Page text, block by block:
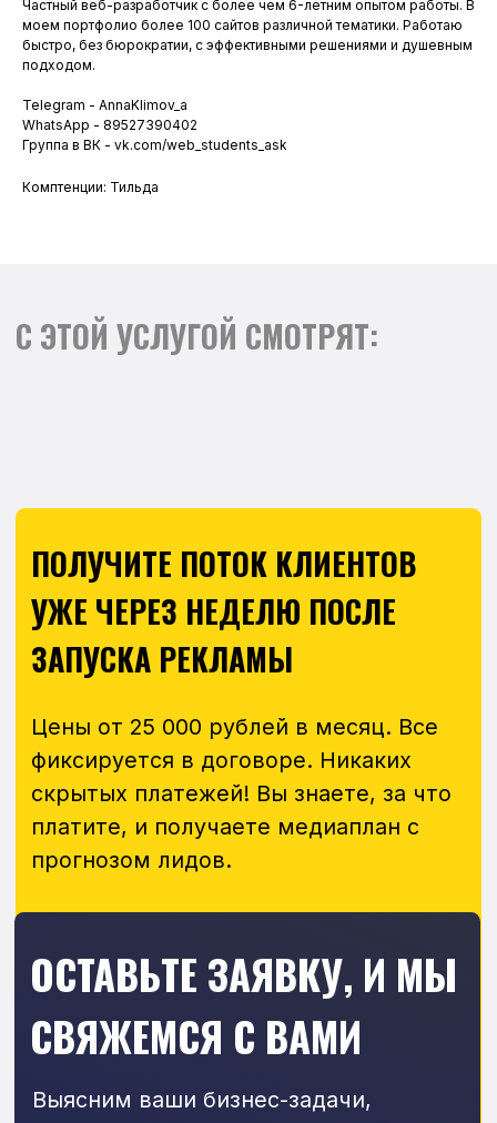
Частный веб-разработчик с более чем 6-летним опытом работы. В
моем портфолио более 100 сайтов различной тематики. Работаю
быстро, без бюрократии, с эффективными решениями и душевным
подходом.
Telegram - AnnaKlimov_a
WhatsApp - 89527390402
Группа в ВК - vk.com/web_students_ask
Комптенции: Тильда
ПОЛУЧИТЕ ПОТОК КЛИЕНТОВ
УЖЕ ЧЕРЕЗ НЕДЕЛЮ ПОСЛЕ
ЗАПУСКА РЕКЛАМЫ
прогнозом лидов.
на все вопросы.
+7
Даю согласие на обработку
Консультация